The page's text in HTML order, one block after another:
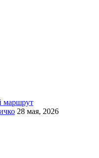
маршрут
28 мая, 2026